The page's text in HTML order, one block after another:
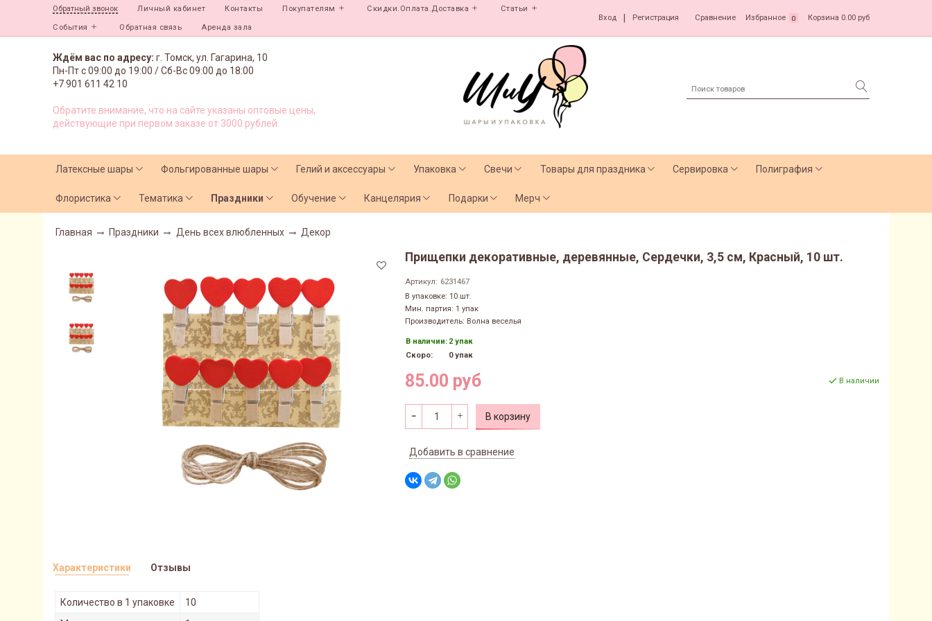
Обратный звонок Личный кабинет Контакты Покупателям Скидки.Оплата.Доставка Статьи
События Обратная связь Аренда зала
Вход Регистрация Сравнение Избранное 0 Корзина 0.00 руб
Ждём вас по адресу: г. Томск, ул. Гагарина, 10
Пн-Пт с09:00 до 19:00 /Сб-Вс 09:00 до 18:00
+7 901 611 42 10
Обратите внимание, что на сайте указаны оптовые цены,
действующие при первом заказе от 3000 рублей.
Латексные шары Фольгированные шары Гелий и аксессуары Упаковка Свечи Товары для праздника Сервировка Полиграфия
Флористика Тематика Праздники Обучение Канцелярия Подарки Мерч
Главная Праздники День всех влюбленных Декор
Прищепки декоративные, деревянные, Сердечки, 3,5 см, Красный, 10 шт.
Артикул: 6231467
В упаковке: 10 шт.
Мин. партия: 1 упак
Производитель: Волна веселья
В наличии: 2 упак
Скоро:
0 упак
85.00 руб В наличии
В корзину
Добавить в сравнение
Характеристики
Количество в 1 упаковке
10
Отзывы